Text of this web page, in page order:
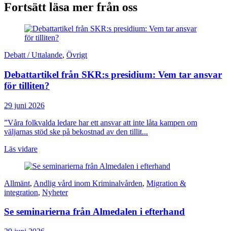
Fortsätt läsa mer från oss
Debatt / Uttalande, Övrigt
Debattartikel från SKR:s presidium: Vem tar ansvar
för tilliten?
29 juni 2026
”Våra folkvalda ledare har ett ansvar att inte låta kampen om
väljarnas stöd ske på bekostnad av den tillit...
Läs vidare
Allmänt, Andlig vård inom Kriminalvården, Migration &
integration, Nyheter
Se seminarierna från Almedalen i efterhand